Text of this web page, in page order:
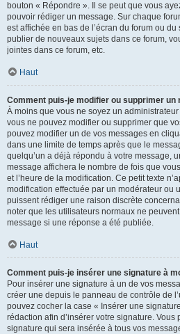
bouton « Répondre ». Il se peut que vous
pouvoir rédiger un message. Sur chaque
est affichée en bas de l’écran du forum ou
publier de nouveaux sujets dans ce forum,
jointes dans ce forum, etc.
Haut
Comment puis-je modifier ou supprimer un
À moins que vous ne soyez un
vous ne pouvez modifier ou supprimer que
pouvez modifier un de vos messages en
dans une limite de temps après que le
quelqu’un a déjà répondu à votre message,
message affichera le nombre de fois que
et l’heure de la modification. Ce petit texte
modification effectuée par un modérateur ou
puissent rédiger une raison discrète
noter que les utilisateurs normaux ne
message si une réponse a été publiée.
Haut
Comment puis-je insérer une signature à
Pour insérer une signature à un de vos
créer une depuis le panneau de contrôle de
pouvez cocher la case « Insérer une
rédaction afin d’insérer votre signature.
signature qui sera insérée à tous vos